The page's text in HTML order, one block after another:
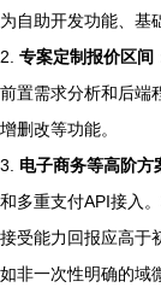
为自助开发功能、基
2. 专案定制报价区间
前置需求分析和后端
增删改等功能。
3. 电子商务等高阶方
和多重支付API接入
接受能力回报应高于
如非一次性明确的域